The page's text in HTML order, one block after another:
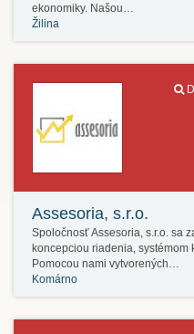
ekonomiky. Našou…
Žilina
Assesoria, s.r.o.
Spoločnosť Assesoria, s.r.o. sa
koncepciou riadenia,
Pomocou nami vytvorených…
Komárno